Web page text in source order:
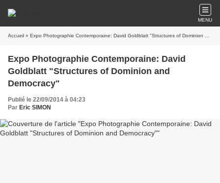
MENU
Accueil » Expo Photographie Contemporaine: David Goldblatt "Structures of Dominion and Democracy"
Expo Photographie Contemporaine: David
Goldblatt "Structures of Dominion and
Democracy"
Publié le 22/09/2014 à 04:23
Par Eric SIMON